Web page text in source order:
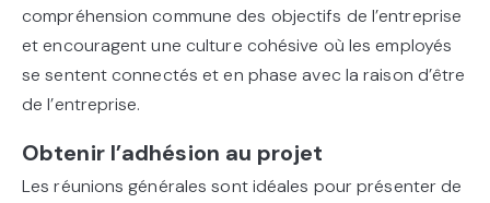
compréhension commune des objectifs de l’entreprise
et encouragent une culture cohésive où les employés
se sentent connectés et en phase avec la raison d’être
de l’entreprise.
Obtenir l’adhésion au projet
Les réunions générales sont idéales pour présenter de